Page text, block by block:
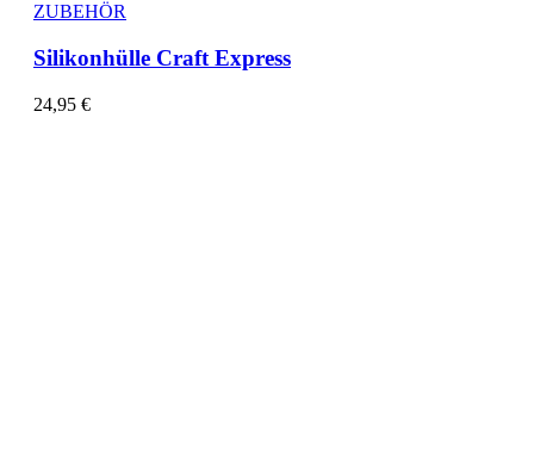
ZUBEHÖR
Silikonhülle Craft Express
24,95 €